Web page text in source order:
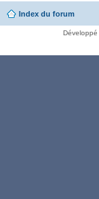
Index du forum